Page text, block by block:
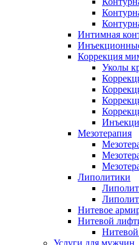
Интимная
Коррекция
Уколы
Мезотерапия
Липолитики
Нитевое
Нитевой
Услуги для мужчин